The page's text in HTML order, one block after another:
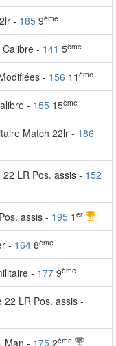
- 185 9ème
- 141 5ème
- 156 11 ème
- 155 15ème
Match 22lr - 186
LR Pos. assis - 152
assis - 195 1 er
- 164 8ème
- 177 9ème
LR Pos. assis -
Man - 175 2ème